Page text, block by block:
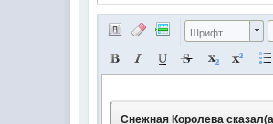
Шрифт